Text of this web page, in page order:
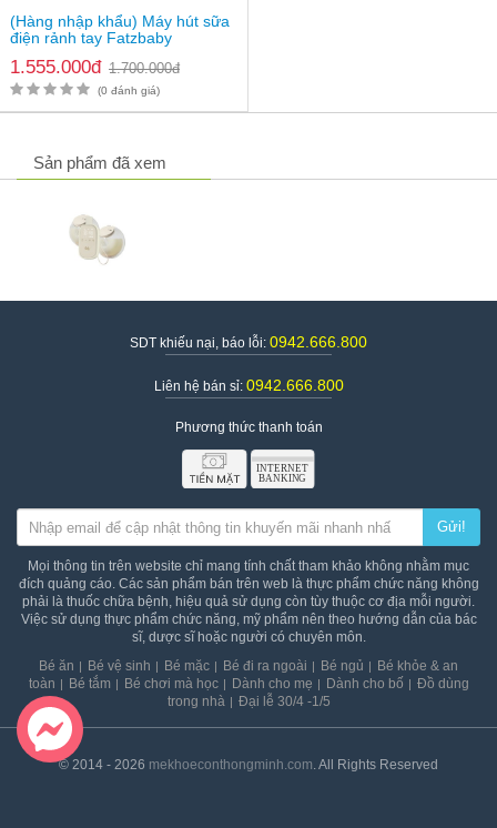
Thông số kỹ thuật chi tiết
Điện áp: 5 V 2 A (không bao gồm bộ chuyển đổi)
Lực hút tối đa: 280 mmHg (± 10 mmHg)
Dung tích pin: 2000 mAh; Điện áp pin: 3.7 V
Công suất: 10 W; Độ ồn: 45 dB (±3 dB)
Dung tích cốc đựng sữa: 180 ml
Kích thước hộp: 265 x 278 x 102 mm
Thương hiệu: FATZBABY
Xuất xứ thương hiệu: Hàn Quốc
Gía bán: 1.088.000vnđ/máy
(Hàng nhập khẩu) Máy hút sữa
điện rảnh tay Fatzbaby
1.555.000đ 1.700.000đ
(0 đánh giá)
Sản phẩm đã xem
SDT khiếu nại, báo lỗi: 0942.666.800
Liên hệ bán sỉ: 0942.666.800
Phương thức thanh toán
Gửi!
Mọi thông tin trên website chỉ mang tính chất tham khảo không nhằm mục
đích quảng cáo. Các sản phẩm bán trên web là thực phẩm chức năng không
phải là thuốc chữa bệnh, hiệu quả sử dụng còn tùy thuộc cơ địa mỗi người.
Việc sử dụng thực phẩm chức năng, mỹ phẩm nên theo hướng dẫn của bác
sĩ, dược sĩ hoặc người có chuyên môn.
Bé ăn
Bé vệ sinh Bé mặc Bé đi ra ngoài Bé ngủ
Bé khỏe & an
toàn
Bé tắm Bé chơi mà học Dành cho mẹ Dành cho bố
Đồ dùng
trong nhà
Đại lễ 30/4 -1/5
© 2014 - 2026 mekhoeconthongminh.com. All Rights Reserved